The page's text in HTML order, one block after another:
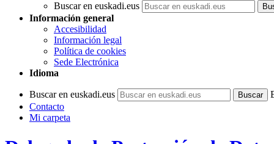
Buscar en euskadi.eus
Información general
Accesibilidad
Información legal
Política de cookies
Sede Electrónica
Idioma
Buscar en euskadi.eus
Contacto
Mi carpeta